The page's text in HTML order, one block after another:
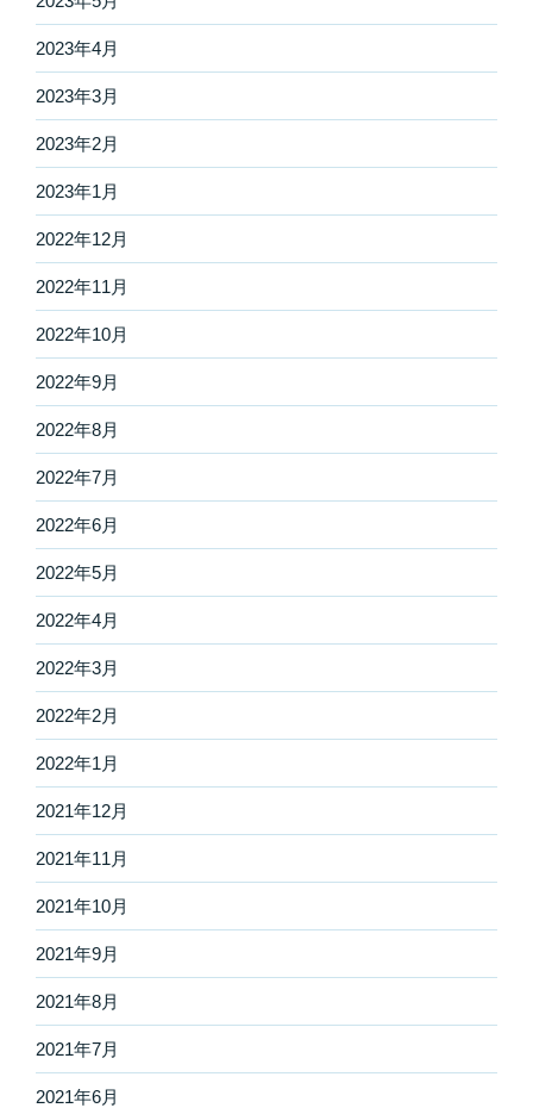
2023年4月
2023年3月
2023年2月
2023年1月
2022年12月
2022年11月
2022年10月
2022年9月
2022年8月
2022年7月
2022年6月
2022年5月
2022年4月
2022年3月
2022年2月
2022年1月
2021年12月
2021年11月
2021年10月
2021年9月
2021年8月
2021年7月
2021年6月